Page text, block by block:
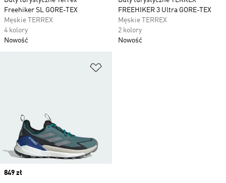
Freehiker SL GORE-TEX
Męskie TERREX
4 kolory
Nowość
FREEHIKER 3 Ultra GORE-TEX
Męskie TERREX
2 kolory
Nowość
Price
849 zł